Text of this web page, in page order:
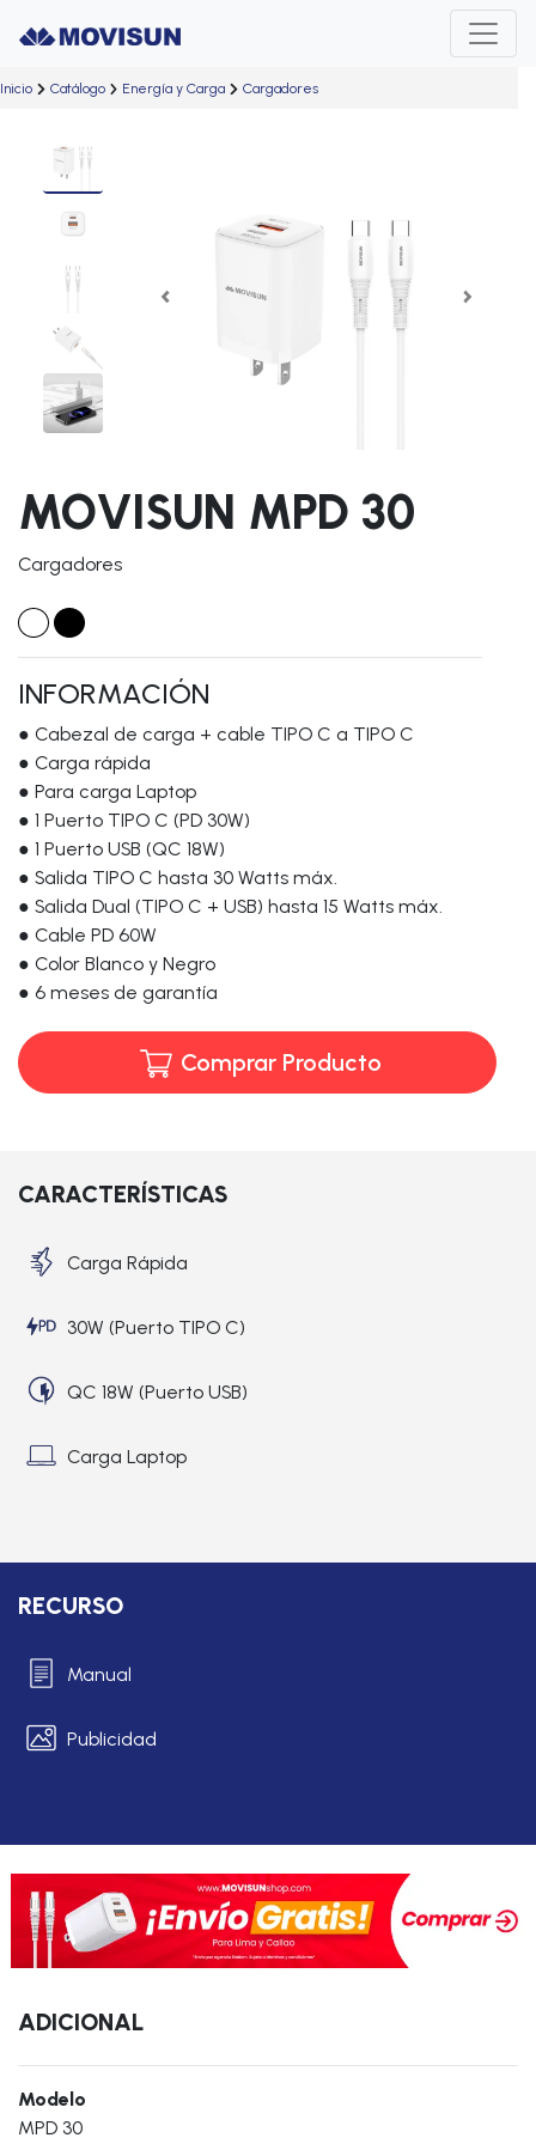
Inicio Catálogo Energía y Carga Cargadores
Previous Next
MOVISUN MPD 30
Cargadores
INFORMACIÓN
● Cabezal de carga + cable TIPO C a TIPO C
● Carga rápida
● Para carga Laptop
● 1 Puerto TIPO C (PD 30W)
● 1 Puerto USB (QC 18W)
● Salida TIPO C hasta 30 Watts máx.
● Salida Dual (TIPO C + USB) hasta 15 Watts máx.
● Cable PD 60W
● Color Blanco y Negro
● 6 meses de garantía
Comprar Producto
CARACTERÍSTICAS
Carga Rápida
30W (Puerto TIPO C)
QC 18W (Puerto USB)
Carga Laptop
RECURSO
Manual
Publicidad
ADICIONAL
Modelo
MPD 30